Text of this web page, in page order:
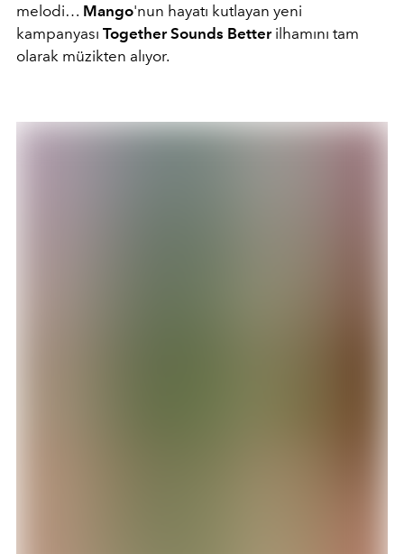
melodi… Mango'nun hayatı kutlayan yeni
kampanyası Together Sounds Betterilhamını tam
olarak müzikten alıyor.